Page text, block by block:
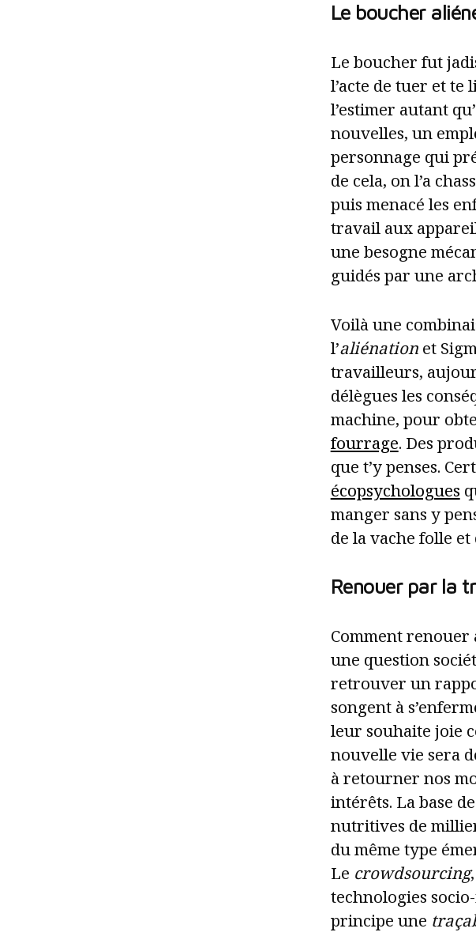
Le boucher
Le boucher fut
l’acte de tuer et
l’estimer autant
nouvelles, un
personnage qui
de cela, on l’a
puis menacé les
travail aux
une besogne
guidés par une
Voilà une
l’aliénationet
travailleurs,
délègues les
machine, pour
fourrage. Des
que t’y penses.
écopsychologues
manger sans y
de la vache folle
Renouer par la
Comment renouer
une question
retrouver un
songent à
leur souhaite joie
nouvelle vie sera
à retourner nos
intérêts. La base
nutritives de
du même type
Le crowdsourcing
technologies
principe une